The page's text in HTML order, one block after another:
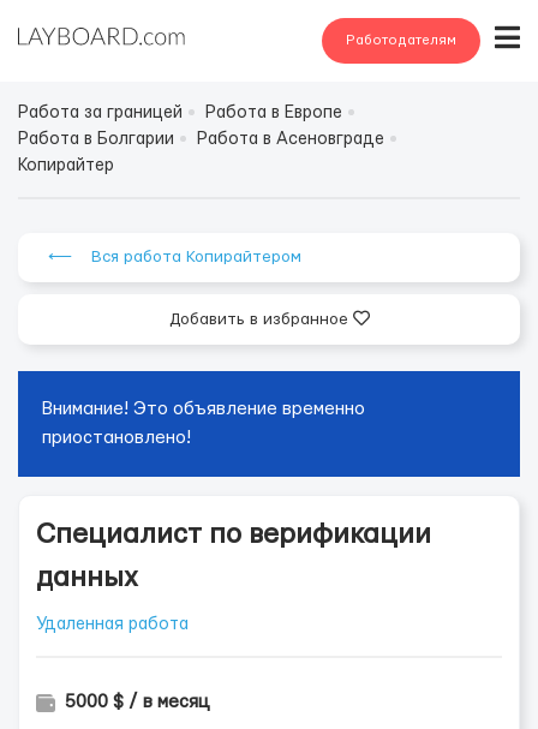
Работодателям
Работа за границей
Работа в Европе
Работа в Болгарии
Работа в Асеновграде
Копирайтер
⟵ Вся работа Копирайтером
Добавить в избранное
Внимание! Это объявление временно
приостановлено!
Специалист по верификации
данных
Удаленная работа
5000 $ / в месяц